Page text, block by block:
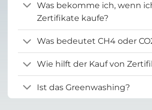
Was bekomme ich, wenn
Zertifikate kaufe?
Was bedeutet CH4 oder
Wie hilft der Kauf von
Ist das Greenwashing?